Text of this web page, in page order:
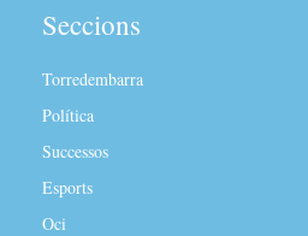
Seccions
Torredembarra
Política
Successos
Esports
Oci